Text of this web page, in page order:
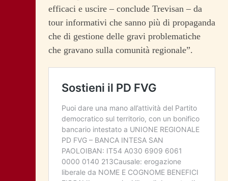
efficaci e uscire – conclude Trevisan – da
tour informativi che sanno più di propaganda
che di gestione delle gravi problematiche
che gravano sulla comunità regionale”.